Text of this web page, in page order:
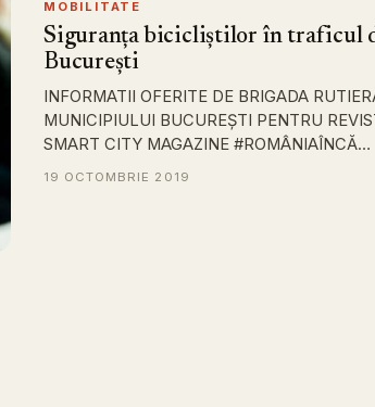
MOBILITATE
Siguranța bicicliștilor în traficul
București
INFORMATII OFERITE DE BRIGADA
MUNICIPIULUI BUCUREȘTI PENTRU
SMART CITY MAGAZINE #ROMÂNIAÎNCĂ…
19 OCTOMBRIE 2019